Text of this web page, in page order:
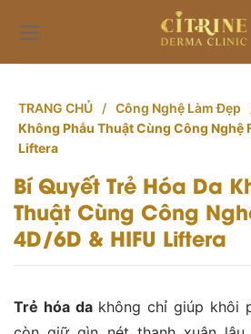
content
TRANG CHỦ / Công Nghệ Làm Đẹp
Không Phẫu Thuật Cùng Công Nghệ
Liftera
Bí Quyết Trẻ Hóa Da
Thuật Cùng Công
4D/6D & HIFU Liftera
Trẻ hóa dakhông chỉ giúp khôi